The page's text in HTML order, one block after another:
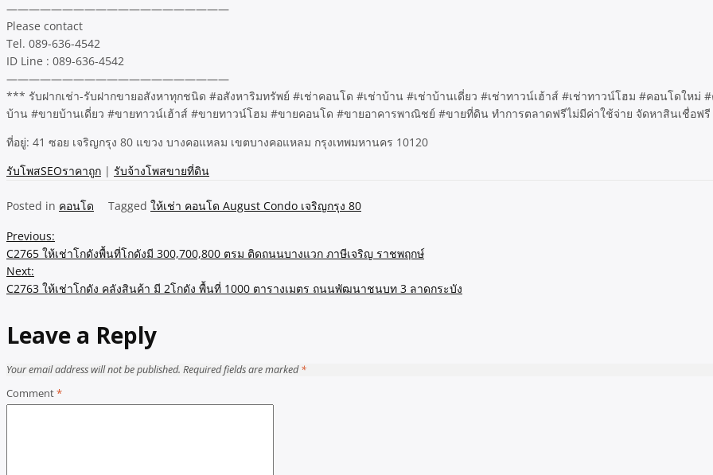
————————————————————
Please contact
Tel. 089-636-4542
ID Line : 089-636-4542
————————————————————
*** รับฝากเช่า-รับฝากขายอสังหาทุกชนิด #อสังหาริมทรัพย์ #เช่าคอนโด #เช่าบ้าน #เช่าบ้านเดี่ยว #เช่าทาวน์เฮ้าส์ #เช่าทาวน์โฮม #คอนโดให
บ้าน #ขายบ้านเดี่ยว #ขายทาวน์เฮ้าส์ #ขายทาวน์โฮม #ขายคอนโด #ขายอาคารพาณิชย์ #ขายที่ดิน ทำการตลาดฟรีไม่มีค่าใช้จ่าย จัดหาสินเชื่อฟ
ที่อยู่: 41 ซอย เจริญกรุง 80 แขวง บางคอแหลม เขตบางคอแหลม กรุงเทพมหานคร 10120
รับโพสSEOราคาถูก | รับจ้างโพสขายที่ดิน
Posted in คอนโด Tagged ให้เช่า คอนโด August Condo เจริญกรุง 80
Post
navigation
Previous:
C2765 ให้เช่าโกดังพื้นที่โกดังมี 300,700,800 ตรม ติดถนนบางแวก ภาษีเจริญ ราชพฤกษ์
Next:
C2763 ให้เช่าโกดัง คลังสินค้า มี 2โกดัง พื้นที่ 1000 ตารางเมตร ถนนพัฒนาชนบท 3 ลาดกระบัง
Leave a Reply
Your email address will not be published. Required fields are marked*
Comment*